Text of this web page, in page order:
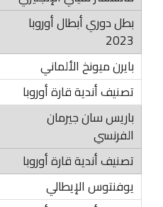
بطل دوري أبطال أوروبا
2023
بايرن ميونخ الألماني
تصنيف أندية قارة أوروبا
باريس سان جيرمان
الفرنسي
تصنيف أندية قارة أوروبا
يوفنتوس الإيطالي